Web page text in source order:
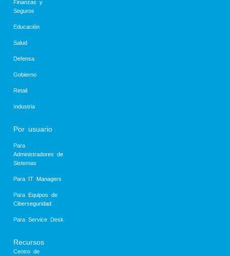
Finanzas y
Seguros
Educación
Salud
Defensa
Gobierno
Retail
Industria
Por usuario
Para
Administradores de
Sistemas
Para IT Managers
Para Equipos de
Ciberseguridad
Para Service Desk
Recursos
Centro de